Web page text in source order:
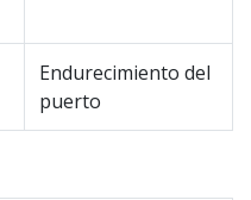
Endurecimiento del
puerto